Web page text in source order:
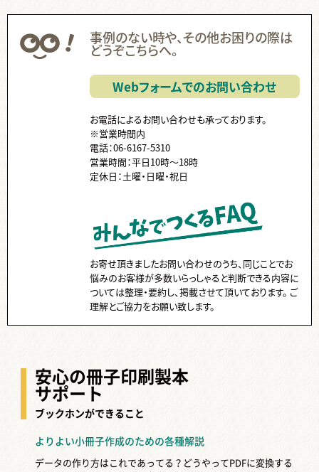
事例のない時や、その他お困りの際は
どうぞこちらへ。
Webフォームでのお問い合わせ
お電話によるお問い合わせも承っております。
※営業時間内
電話：06-6167-5310
営業時間：平日10時～18時
定休日：土曜・日曜・祝日
お寄せ頂きましたお問い合わせのうち、同じことでお
悩みのお客様が多数いらっしゃると判断できる内容に
ついては整理・要約し、掲載させて頂いております。 ご
理解とご協力をお願い致します。
安心の冊子印刷製本
サポート
ブックホンができること
よりよい小冊子作成のための各種解説
データの作り方はこれであってる？どうやってPDFに変換する